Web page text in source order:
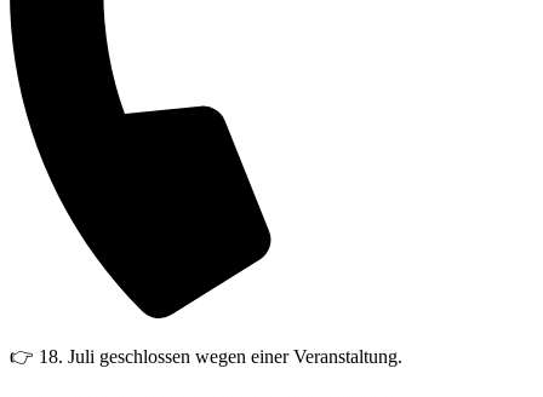
👉 18. Juli geschlossen wegen einer Veranstaltung.